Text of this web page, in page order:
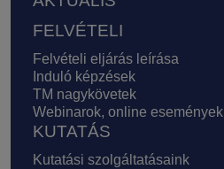
FELVÉTELI
Felvételi eljárás leírása
Induló képzések
TM nagykövetek
Webinarok, online események
KUTATÁS
Kutatási szolgáltatásaink